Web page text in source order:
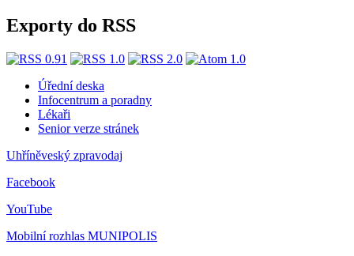
Exporty do RSS
Úřední deska
Infocentrum a poradny
Lékaři
Senior verze stránek
Uhříněveský zpravodaj
Facebook
YouTube
Mobilní rozhlas MUNIPOLIS